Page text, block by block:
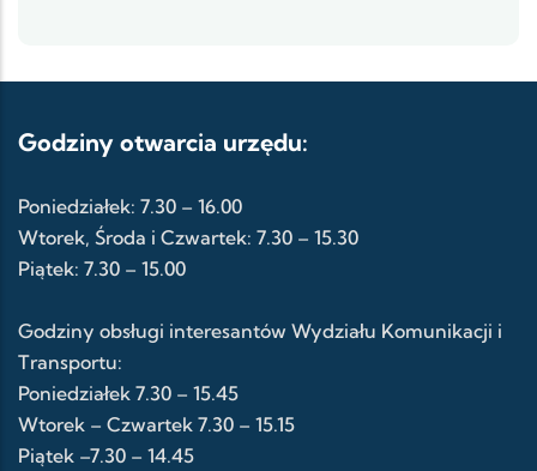
Godziny otwarcia urzędu:
Poniedziałek: 7.30 – 16.00
Wtorek, Środa i Czwartek: 7.30 – 15.30
Piątek: 7.30 – 15.00
Godziny obsługi interesantów Wydziału Komunikacji i
Transportu:
Poniedziałek 7.30 – 15.45
Wtorek – Czwartek 7.30 – 15.15
Piątek –7.30 – 14.45